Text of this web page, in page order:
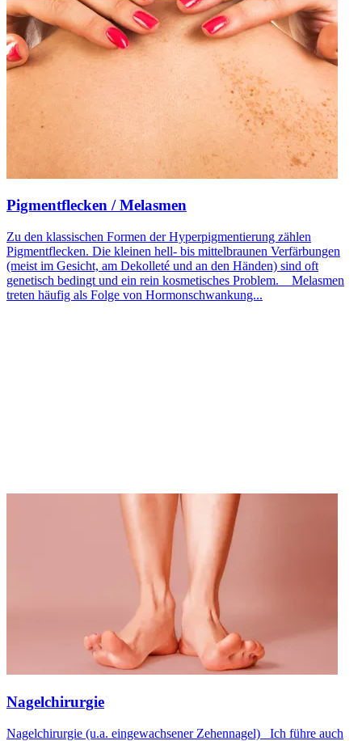
Pigmentflecken / Melasmen
Zu den klassischen Formen der Hyperpigmentierung zählen
Pigmentflecken. Die kleinen hell- bis mittelbraunen Verfärbungen
(meist im Gesicht, am Dekolleté und an den Händen) sind oft
genetisch bedingt und ein rein kosmetisches Problem. Melasmen
treten häufig als Folge von Hormonschwankung...
Nagelchirurgie
Nagelchirurgie (u.a. eingewachsener Zehennagel) Ich führe auch